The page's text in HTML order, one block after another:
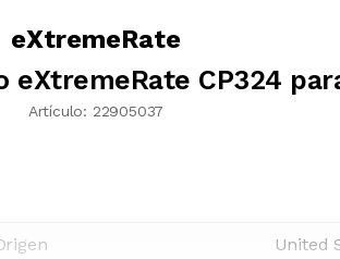
eXtremeRate
eXtremeRate CP324
Artículo: 22905037
United